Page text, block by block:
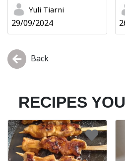
Yuli Tiarni
29/09/2024
Back
RECIPES